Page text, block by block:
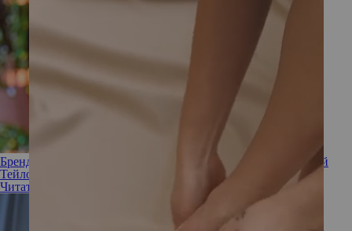
Бренд Пэт МакГрат представил набор для губ, посвященный
Тейлор Свифт: рассказываем о главных музах визажиста
Читать полностью